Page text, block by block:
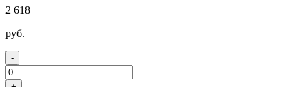
2 618
руб.
-